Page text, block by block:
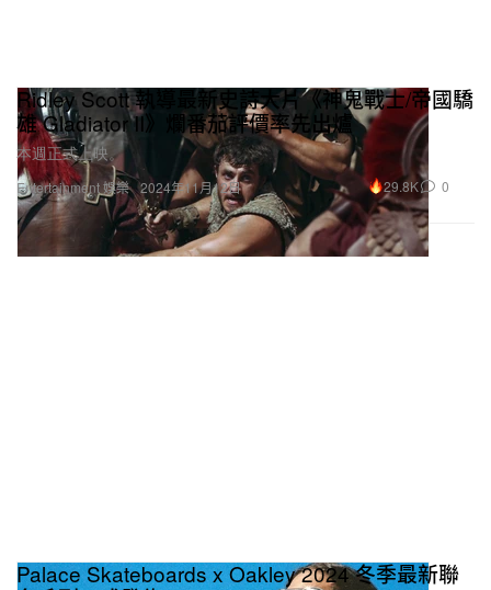
Entertainment 娛樂
Ridley Scott 執導最新史詩大片《神鬼戰士/帝國驕
雄 Gladiator II》爛番茄評價率先出爐
本週正式上映。
2024年11月12日 29.8K 0
Palace Skateboards x Oakley 2024 冬季最新聯